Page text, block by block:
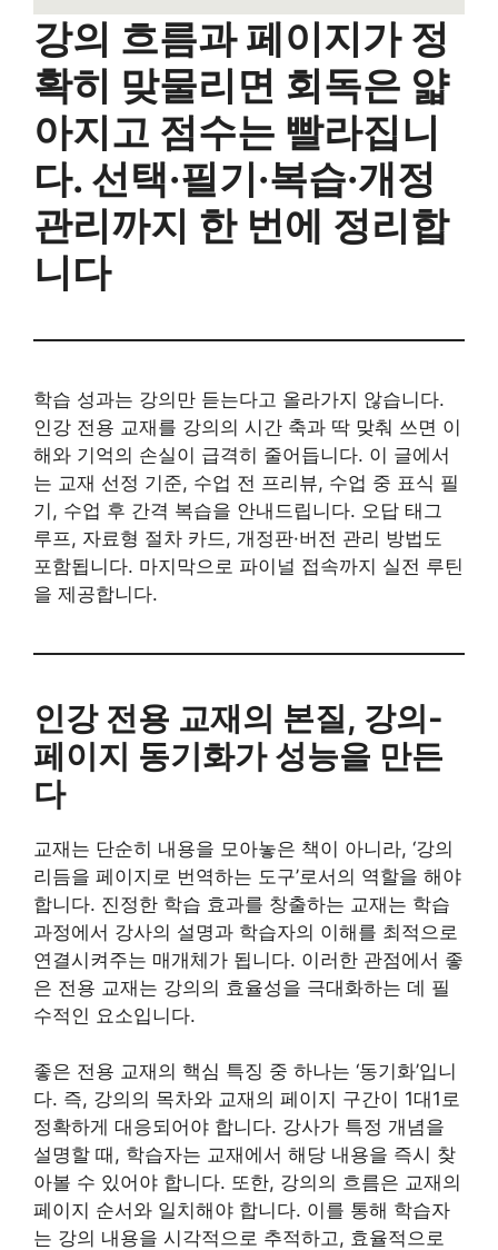
강의 흐름과 페이지가 정
확히 맞물리면 회독은 얇
아지고 점수는 빨라집니
다. 선택·필기·복습·개정
관리까지 한 번에 정리합
니다
학습 성과는 강의만 듣는다고 올라가지 않습니다.
인강 전용 교재를 강의의 시간 축과 딱 맞춰 쓰면 이
해와 기억의 손실이 급격히 줄어듭니다. 이 글에서
는 교재 선정 기준, 수업 전 프리뷰, 수업 중 표식 필
기, 수업 후 간격 복습을 안내드립니다. 오답 태그
루프, 자료형 절차 카드, 개정판·버전 관리 방법도
포함됩니다. 마지막으로 파이널 접속까지 실전 루틴
을 제공합니다.
인강 전용 교재의 본질, 강의-
페이지 동기화가 성능을 만든
다
교재는 단순히 내용을 모아놓은 책이 아니라, ‘강의
리듬을 페이지로 번역하는 도구’로서의 역할을 해야
합니다. 진정한 학습 효과를 창출하는 교재는 학습
과정에서 강사의 설명과 학습자의 이해를 최적으로
연결시켜주는 매개체가 됩니다. 이러한 관점에서 좋
은 전용 교재는 강의의 효율성을 극대화하는 데 필
수적인 요소입니다.
좋은 전용 교재의 핵심 특징 중 하나는 ‘동기화’입니
다. 즉, 강의의 목차와 교재의 페이지 구간이 1대1로
정확하게 대응되어야 합니다. 강사가 특정 개념을
설명할 때, 학습자는 교재에서 해당 내용을 즉시 찾
아볼 수 있어야 합니다. 또한, 강의의 흐름은 교재의
페이지 순서와 일치해야 합니다. 이를 통해 학습자
는 강의 내용을 시각적으로 추적하고, 효율적으로